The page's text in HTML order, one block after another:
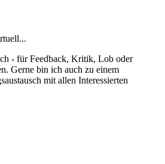
- für Feedback, Kritik, Lob oder
Gerne bin ich auch zu einem
mit allen Interessierten